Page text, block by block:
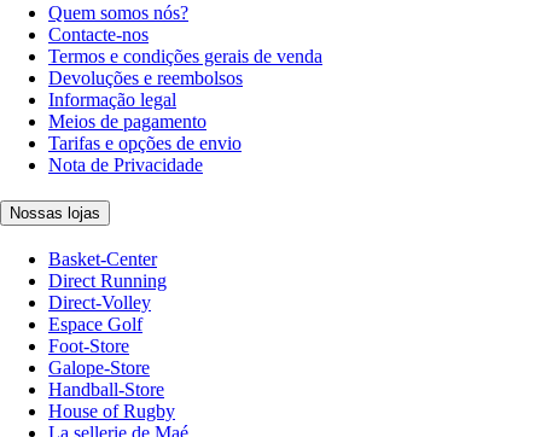
Quem somos nós?
Contacte-nos
Termos e condições gerais de venda
Devoluções e reembolsos
Informação legal
Meios de pagamento
Tarifas e opções de envio
Nota de Privacidade
Nossas lojas
Basket-Center
Direct Running
Direct-Volley
Espace Golf
Foot-Store
Galope-Store
Handball-Store
House of Rugby